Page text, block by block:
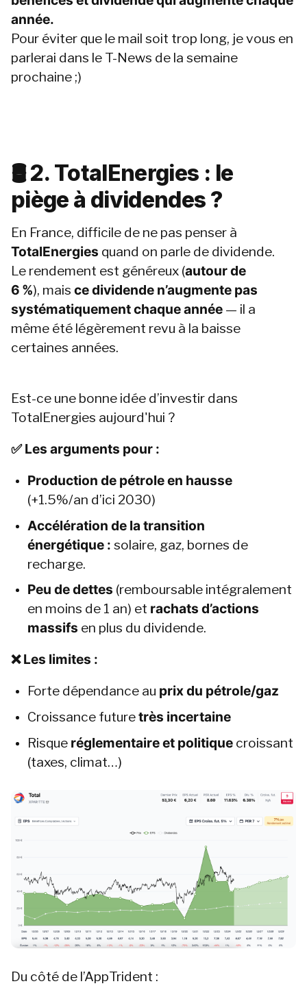
année.
Pour éviter que le mail soit trop long, je vous en
parlerai dans le T-News de la semaine
prochaine ;)
🛢️ 2. TotalEnergies : le
piège à dividendes ?
En France, difficile de ne pas penser à
TotalEnergies quand on parle de dividende.
Le rendement est généreux (autour de
6 %), mais ce dividende n’augmente pas
systématiquement chaque année — il a
même été légèrement revu à la baisse
certaines années.
Est-ce une bonne idée d’investir dans
TotalEnergies aujourd'hui ?
✅ Les arguments pour :
Production de pétrole en hausse
(+1.5%/an d’ici 2030)
Accélération de la transition
énergétique : solaire, gaz, bornes de
recharge.
Peu de dettes (remboursable intégralement
en moins de 1 an) et rachats d’actions
massifs en plus du dividende.
❌ Les limites :
Forte dépendance au prix du pétrole/gaz
Croissance future très incertaine
Risque réglementaire et politique croissant
(taxes, climat…)
Du côté de l’AppTrident :